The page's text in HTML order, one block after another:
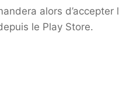
alors d’accepter
le Play Store.